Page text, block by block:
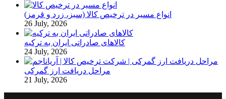
انواع مسیر در ترخیص کالا (سبز، زرد و قرمز)
26 July, 2026
کالاهای صادراتی ایران به ترکیه
24 July, 2026
مراحل دریافت ارز گمرکی
21 July, 2026